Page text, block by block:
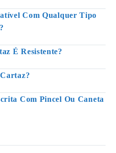
Com Qualquer Tipo
É Resistente?
Com Pincel Ou Caneta